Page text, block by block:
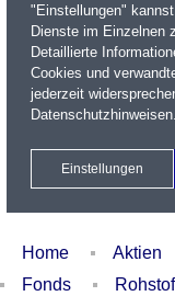
Name / WKN / ISIN /
Xetra Realtime
Home Aktien
Fonds
"Einstellungen"
Dienste im Einzelnen
Detaillierte
Cookies und
jederzeit
Datenschutzhinweisen.
Einstellungen